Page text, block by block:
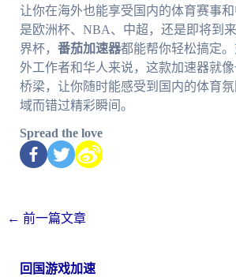
让你在海外也能享受国内的体育赛事
是欧洲杯、NBA、中超，还是即将到
界杯， 番茄加速器都能帮你轻松搞定
外工作者和华人来说，这款加速器就
桥梁，让你随时能感受到国内的体育
域而错过精彩瞬间。
Spread the love
← 前一篇文章
回国游戏加速